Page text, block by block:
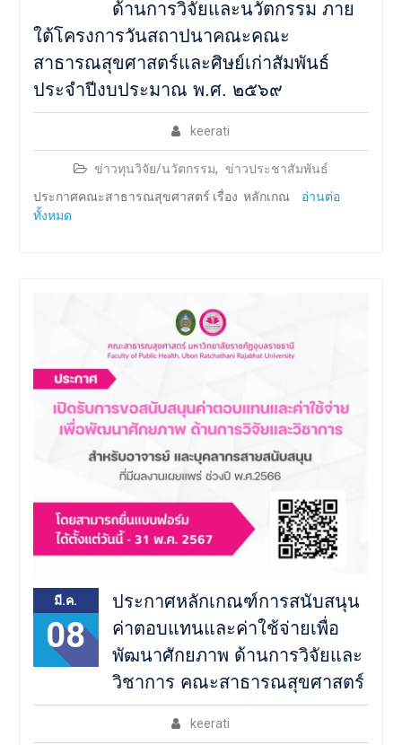
ด้านการวิจัยและนวัตกรรม ภาย
ใต้โครงการวันสถาปนาคณะคณะ
สาธารณสุขศาสตร์และศิษย์เก่าสัมพันธ์
ประจำปีงบประมาณ พ.ศ. ๒๕๖๙
keerati
ข่าวทุนวิจัย/นวัตกรรม, ข่าวประชาสัมพันธ์
ประกาศคณะสาธารณสุขศาสตร์ เรื่อง หลักเกณ
อ่านต่อ
ทั้งหมด
มี.ค.
08
ประกาศหลักเกณฑ์การสนับสนุน
ค่าตอบแทนและค่าใช้จ่ายเพื่อ
พัฒนาศักยภาพ ด้านการวิจัยและ
วิชาการ คณะสาธารณสุขศาสตร์
keerati